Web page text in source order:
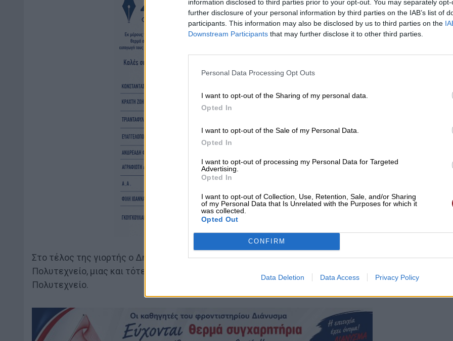
information disclosed to third parties prior to your opt-out. You may separately
further disclosure of your personal information by third parties on the IAB’s list of
participants. This information may also be disclosed by us to third parties on the
Downstream Participants that may further disclose it to other third parties.
Personal Data Processing Opt Outs
I want to opt-out of the Sharing of my personal data.
Opted In
I want to opt-out of the Sale of my Personal Data.
Opted In
I want to opt-out of processing my Personal Data for Targeted
Advertising.
Opted In
I want to opt-out of Collection, Use, Retention, Sale, and/or Sharing
of my Personal Data that Is Unrelated with the Purposes for which it
was collected.
Opted Out
CONFIRM
Data Deletion Data Access Privacy Policy
Στο τέλος της γιορτής ο Δήμαρχος αφηγήθηκε, συγκινημένος, τις δικές του περιπέτειες που είχε
Πολυτεχνείο, μιας και τότε ήταν φοιτητής της οδοντιατρικής και συμμετείχε ενεργά στο
Πολυτεχνείο.